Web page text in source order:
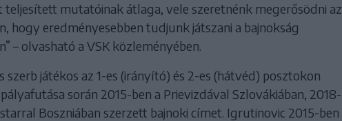
teljesített mutatóinak átlaga, vele szeretnénk megerősödni az
hogy eredményesebben tudjunk játszani a bajnokság
– olvasható a VSK közleményében.
szerb játékos az 1-es (irányító) és 2-es (hátvéd) posztokon
során 2015-ben a Prievizdával Szlovákiában, 2018-
Boszniában szerzett bajnoki címet. Igrutinovic 2015-ben